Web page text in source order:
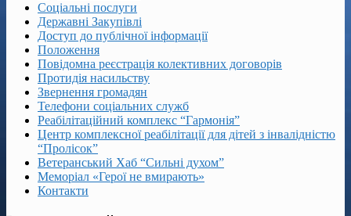
Соціальні послуги
Державні Закупівлі
Доступ до публічної інформації
Положення
Повідомна реєстрація колективних договорів
Протидія насильству
Звернення громадян
Телефони соціальних служб
Реабілітаційний комплекс “Гармонія”
Центр комплексної реабілітації для дітей з інвалідністю
“Пролісок”
Ветеранський Хаб “Сильні духом”
Меморіал «Герої не вмирають»
Контакти